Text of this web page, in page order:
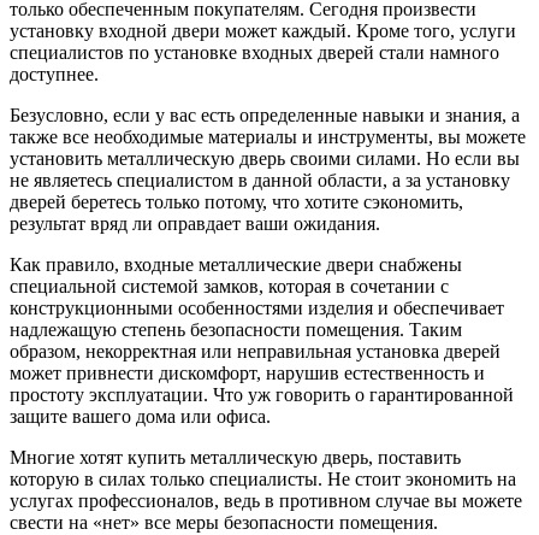
только обеспеченным покупателям. Сегодня произвести
установку входной двери может каждый. Кроме того, услуги
специалистов по установке входных дверей стали намного
доступнее.
Безусловно, если у вас есть определенные навыки и знания, а
также все необходимые материалы и инструменты, вы можете
установить металлическую дверь своими силами. Но если вы
не являетесь специалистом в данной области, а за установку
дверей беретесь только потому, что хотите сэкономить,
результат вряд ли оправдает ваши ожидания.
Как правило, входные металлические двери снабжены
специальной системой замков, которая в сочетании с
конструкционными особенностями изделия и обеспечивает
надлежащую степень безопасности помещения. Таким
образом, некорректная или неправильная установка дверей
может привнести дискомфорт, нарушив естественность и
простоту эксплуатации. Что уж говорить о гарантированной
защите вашего дома или офиса.
Многие хотят купить металлическую дверь, поставить
которую в силах только специалисты. Не стоит экономить на
услугах профессионалов, ведь в противном случае вы можете
свести на «нет» все меры безопасности помещения.